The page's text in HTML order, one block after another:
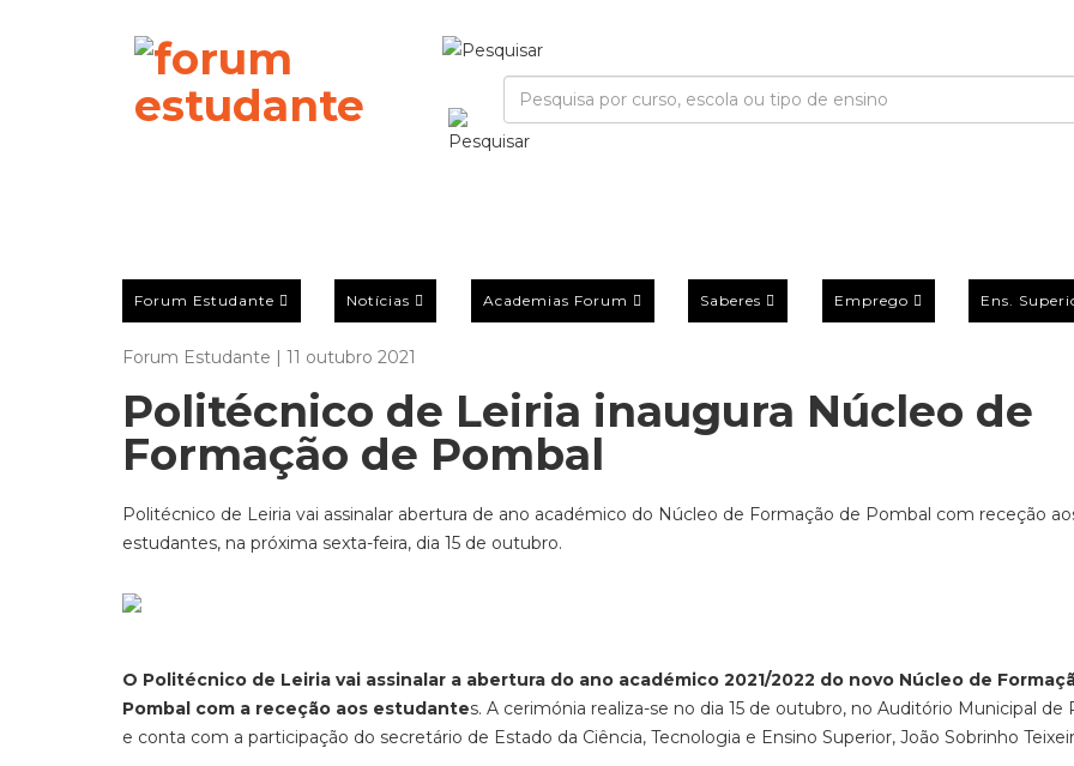
Forum Estudante Notícias Academias Forum Saberes Emprego Ens.
Forum Estudante | 11 outubro 2021
Politécnico de Leiria inaugura Núcleo de
Formação de Pombal
Politécnico de Leiria vai assinalar abertura de ano académico do Núcleo de Formação de Pombal com receção
estudantes, na próxima sexta-feira, dia 15 de outubro.
O Politécnico de Leiria vai assinalar a abertura do ano académico 2021/2022 do novo Núcleo de
Pombal com a receção aos estudantes. A cerimónia realiza-se no dia 15 de outubro, no Auditório Municipal de
e conta com a participação do secretário de Estado da Ciência, Tecnologia e Ensino Superior, João Sobrinho